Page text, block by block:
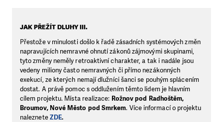
JAK PŘEŽÍT DLUHY III.
Přestože v minulosti došlo k řadě zásadních systémových změn
napravujících nemravné ohnutí zákonů zájmovými skupinami,
tyto změny neměly retroaktivní charakter, a tak i nadále jsou
vedeny miliony často nemravných či přímo nezákonných
exekucí, ze kterých nemají dlužníci šanci se pouhým splácením
dostat. A právě pomoc s oddlužením těmto lidem je hlavním
cílem projektu. Místa realizace: Rožnov pod Radhoštěm,
Broumov, Nové Město pod Smrkem. Více informací o projektu
nalezneteZDE.